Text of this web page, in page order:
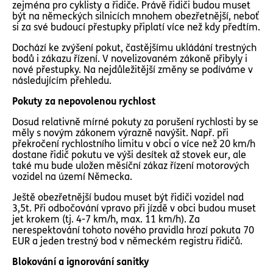
zejména pro cyklisty a řidiče. Právě řidiči budou muset
být na německých silnicích mnohem obezřetnější, neboť
si za své budoucí přestupky připlatí více než kdy předtím.
Dochází ke zvýšení pokut, častějšímu ukládání trestných
bodů i zákazu řízení. V novelizovaném zákoně přibyly i
nové přestupky. Na nejdůležitější změny se podíváme v
následujícím přehledu.
Pokuty za nepovolenou rychlost
Dosud relativně mírné pokuty za porušení rychlosti by se
měly s novým zákonem výrazně navýšit. Např. při
překročení rychlostního limitu v obci o více než 20 km/h
dostane řidič pokutu ve výši desítek až stovek eur, ale
také mu bude uložen měsíční zákaz řízení motorových
vozidel na území Německa.
Ještě obezřetnější budou muset být řidiči vozidel nad
3,5t. Při odbočování vpravo při jízdě v obci budou muset
jet krokem (tj. 4-7 km/h, max. 11 km/h). Za
nerespektování tohoto nového pravidla hrozí pokuta 70
EUR a jeden trestný bod v německém registru řidičů.
Blokování a ignorování sanitky